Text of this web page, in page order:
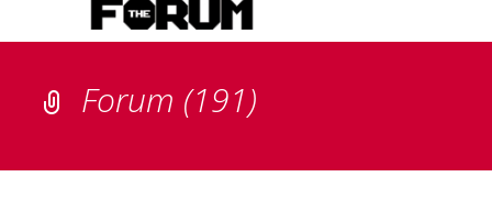
Forum (191)